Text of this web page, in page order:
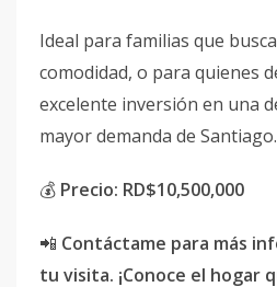
Ideal para familias que
comodidad, o para quienes
excelente inversión en una
mayor demanda de Santiago.
💰 Precio: RD$10,500,000
📲 Contáctame para más
tu visita. ¡Conoce el hogar